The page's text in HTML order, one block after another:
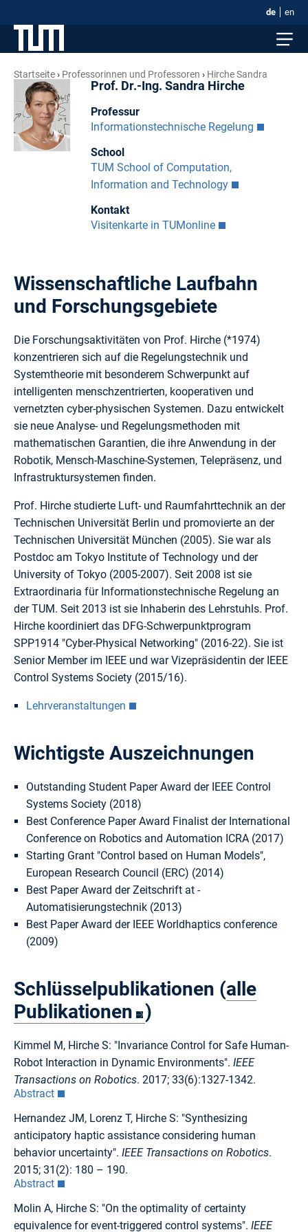
de en
Startseite Professorinnen und Professoren Hirche Sandra
Prof. Dr.-Ing. Sandra Hirche
Professur
Informationstechnische Regelung
School
TUM School of Computation,
Information and Technology
Kontakt
Visitenkarte in TUMonline
Wissenschaftliche Laufbahn
und Forschungsgebiete
Die Forschungsaktivitäten von Prof. Hirche (*1974)
konzentrieren sich auf die Regelungstechnik und
Systemtheorie mit besonderem Schwerpunkt auf
intelligenten menschzentrierten, kooperativen und
vernetzten cyber-physischen Systemen. Dazu entwickelt
sie neue Analyse- und Regelungsmethoden mit
mathematischen Garantien, die ihre Anwendung in der
Robotik, Mensch-Maschine-Systemen, Telepräsenz, und
Infrastruktursystemen finden.
Prof. Hirche studierte Luft- und Raumfahrttechnik an der
Technischen Universität Berlin und promovierte an der
Technischen Universität München (2005). Sie war als
Postdoc am Tokyo Institute of Technology und der
University of Tokyo (2005-2007). Seit 2008 ist sie
Extraordinaria für Informationstechnische Regelung an
der TUM. Seit 2013 ist sie Inhaberin des Lehrstuhls. Prof.
Hirche koordiniert das DFG-Schwerpunktprogram
SPP1914 "Cyber-Physical Networking" (2016-22). Sie ist
Senior Member im IEEE und war Vizepräsidentin der IEEE
Control Systems Society (2015/16).
Lehrveranstaltungen
Wichtigste Auszeichnungen
Outstanding Student Paper Award der IEEE Control
Systems Society (2018)
Best Conference Paper Award Finalist der International
Conference on Robotics and Automation ICRA (2017)
Starting Grant "Control based on Human Models",
European Research Council (ERC) (2014)
Best Paper Award der Zeitschrift at -
Automatisierungstechnik (2013)
Best Paper Award der IEEE Worldhaptics conference
(2009)
Schlüsselpublikationen (alle
Publikationen )
Kimmel M, Hirche S: "Invariance Control for Safe Human-
Robot Interaction in Dynamic Environments". IEEE
Transactions on Robotics. 2017; 33(6):1327-1342.
Abstract
Hernandez JM, Lorenz T, Hirche S: "Synthesizing
anticipatory haptic assistance considering human
behavior uncertainty". IEEE Transactions on Robotics.
2015; 31(2): 180 – 190.
Abstract
Molin A, Hirche S: "On the optimality of certainty
equivalence for event-triggered control systems". IEEE